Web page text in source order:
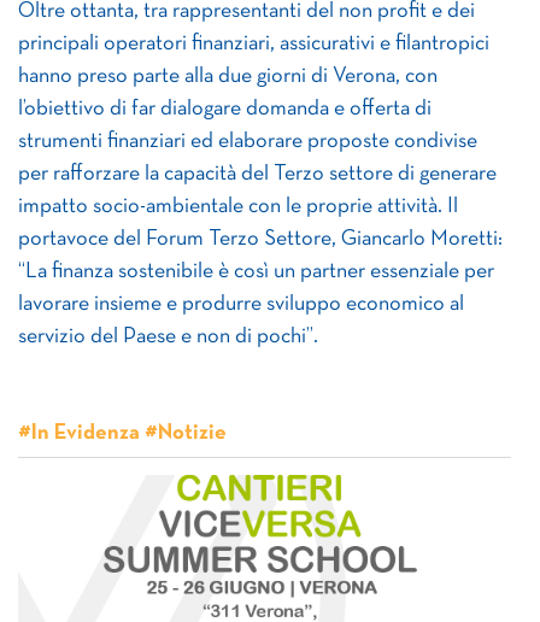
Oltre ottanta, tra rappresentanti del non profit e dei
principali operatori finanziari, assicurativi e filantropici
hanno preso parte alla due giorni di Verona, con
l’obiettivo di far dialogare domanda e offerta di
strumenti finanziari ed elaborare proposte condivise
per rafforzare la capacità del Terzo settore di generare
impatto socio-ambientale con le proprie attività. Il
portavoce del Forum Terzo Settore, Giancarlo Moretti:
“La finanza sostenibile è così un partner essenziale per
lavorare insieme e produrre sviluppo economico al
servizio del Paese e non di pochi”.
#In Evidenza #Notizie